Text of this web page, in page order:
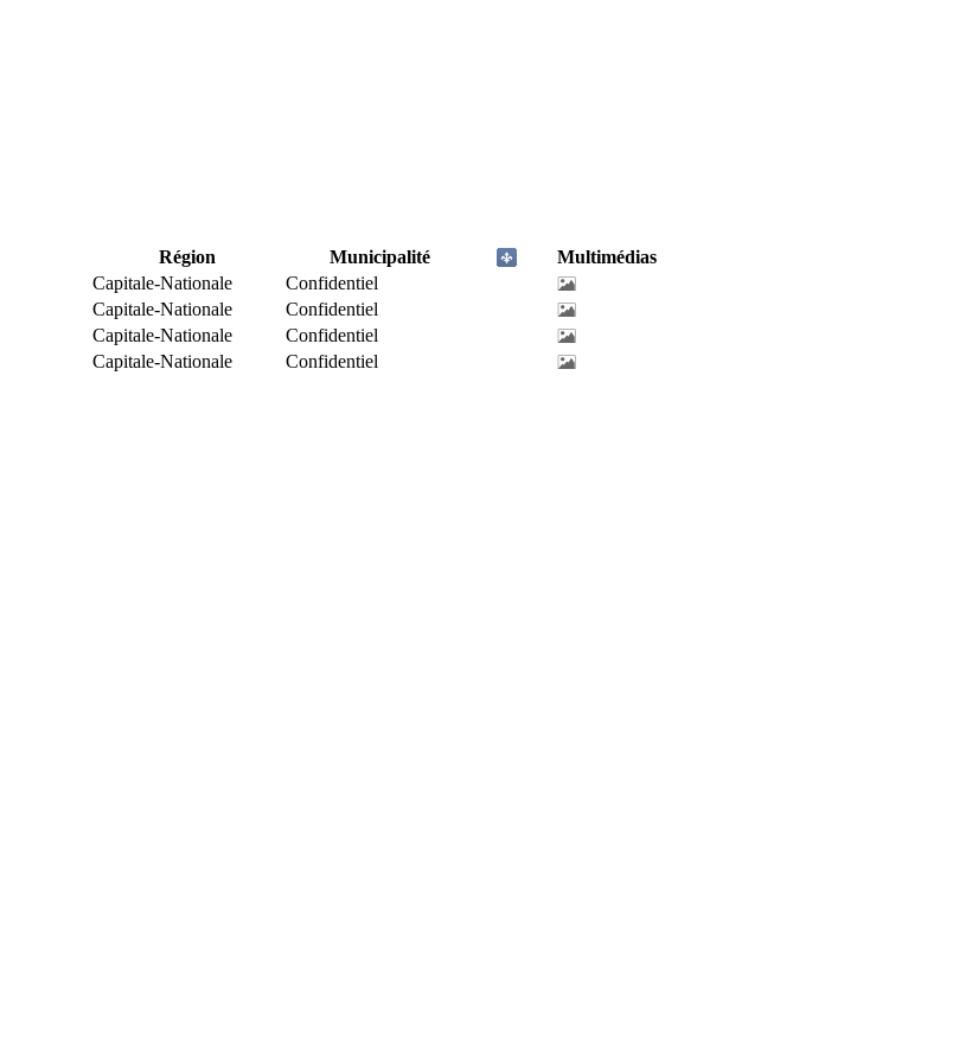
Région Municipalité
Multimédias
Capitale-Nationale
Confidentiel
Capitale-Nationale
Confidentiel
Capitale-Nationale
Confidentiel
Capitale-Nationale Confidentiel